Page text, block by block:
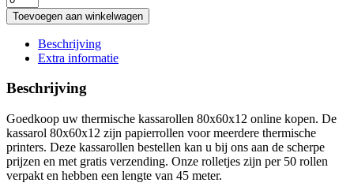
kassarollen
80x60x12
aantal
Toevoegen aan winkelwagen
Beschrijving
Extra informatie
Beschrijving
Goedkoop uw thermische kassarollen 80x60x12 online kopen. De
kassarol 80x60x12 zijn papierrollen voor meerdere thermische
printers. Deze kassarollen bestellen kan u bij ons aan de scherpe
prijzen en met gratis verzending. Onze rolletjes zijn per 50 rollen
verpakt en hebben een lengte van 45 meter.